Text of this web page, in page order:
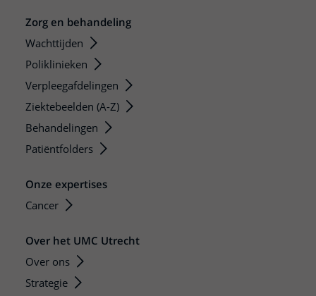
Zorg en behandeling
Wachttijden
Poliklinieken
Verpleegafdelingen
Ziektebeelden (A-Z)
Behandelingen
Patiëntfolders
Onze expertises
Cancer
Over het UMC Utrecht
Over ons
Strategie